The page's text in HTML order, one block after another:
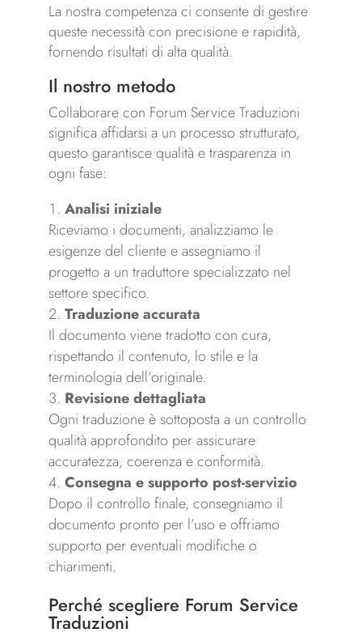
La nostra competenza ci consente di gestire
queste necessità con precisione e rapidità,
fornendo risultati di alta qualità.
Il nostro metodo
Collaborare con Forum Service Traduzioni
significa affidarsi a un processo strutturato,
questo garantisce qualità e trasparenza in
ogni fase:
Analisi iniziale
Riceviamo i documenti, analizziamo le
esigenze del cliente e assegniamo il
progetto a un traduttore specializzato nel
settore specifico.
Traduzione accurata
Il documento viene tradotto con cura,
rispettando il contenuto, lo stile e la
terminologia dell’originale.
Revisione dettagliata
Ogni traduzione è sottoposta a un controllo
qualità approfondito per assicurare
accuratezza, coerenza e conformità.
Consegna e supporto post-servizio
Dopo il controllo finale, consegniamo il
documento pronto per l’uso e offriamo
supporto per eventuali modifiche o
chiarimenti.
Perché scegliere Forum Service
Traduzioni